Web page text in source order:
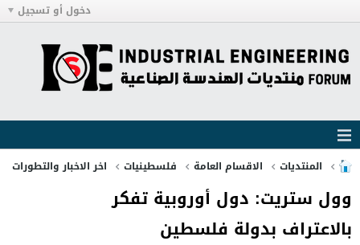
دخول أو تسجيل
المنتديات الاقسام العامة فلسطينيات اخر الاخبار والتطورات
وول ستريت: دول أوروبية تفكر
بالاعتراف بدولة فلسطين